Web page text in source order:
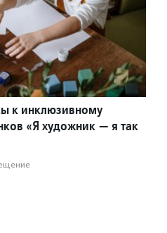
к инклюзивному
«Я художник — я так